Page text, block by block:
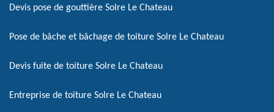
Devis pose de gouttière Solre Le Chateau
Pose de bâche et bâchage de toiture Solre Le Chateau
Devis fuite de toiture Solre Le Chateau
Entreprise de toiture Solre Le Chateau